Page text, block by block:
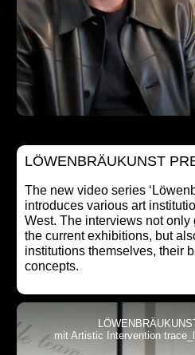
LÖWENBRÄUKUNST
The new video series
introduces various art
West. The interviews not
the current exhibitions, but
institutions themselves, their
concepts.
mit Artistic Intervention